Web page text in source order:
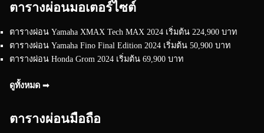
ตารางผ่อนมอเตอร์ไซต์
ตารางผ่อน Yamaha XMAX Tech MAX 2024 เริ่มต้น 224,900 บาท
ตารางผ่อน Yamaha Fino Final Edition 2024 เริ่มต้น 50,900 บาท
ตารางผ่อน Honda Grom 2024 เริ่มต้น 69,900 บาท
ดูทั้งหมด ➟
ตารางผ่อนมือถือ